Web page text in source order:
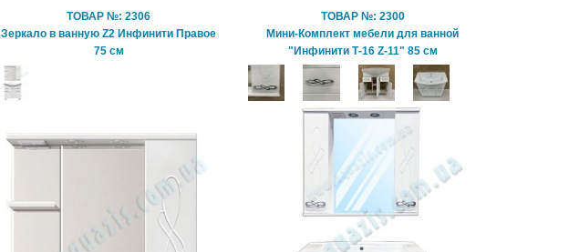
ТОВАР №: 2306
Зеркало в ванную Z2 Инфинити Правое
75 см
ТОВАР №: 2300
Мини-Комплект мебели для ванной
"Инфинити Т-16 Z-11" 85 см